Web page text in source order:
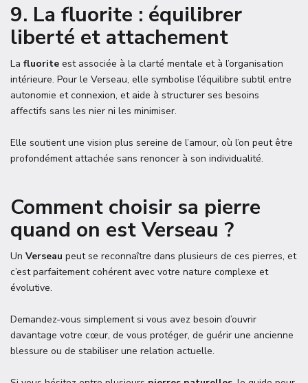
9. La fluorite : équilibrer
liberté et attachement
La fluorite est associée à la clarté mentale et à l’organisation
intérieure. Pour le Verseau, elle symbolise l’équilibre subtil entre
autonomie et connexion, et aide à structurer ses besoins
affectifs sans les nier ni les minimiser.
Elle soutient une vision plus sereine de l’amour, où l’on peut être
profondément attachée sans renoncer à son individualité.
Comment choisir sa pierre
quand on est Verseau ?
Un Verseau peut se reconnaître dans plusieurs de ces pierres, et
c’est parfaitement cohérent avec votre nature complexe et
évolutive.
Demandez-vous simplement si vous avez besoin d’ouvrir
davantage votre cœur, de vous protéger, de guérir une ancienne
blessure ou de stabiliser une relation actuelle.